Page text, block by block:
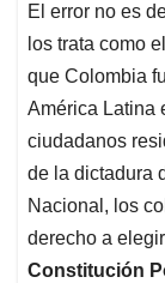
El error no es
los trata como
que Colombia
América Latina
ciudadanos
de la dictadura
Nacional, los
derecho a
Constitución